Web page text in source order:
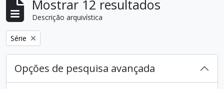
Mostrar 12 resultados
Descrição arquivística
Remover filtro:
Série
Opções de pesquisa avançada